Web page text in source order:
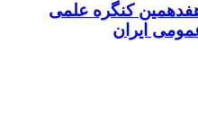
کنگره علمی
ایران